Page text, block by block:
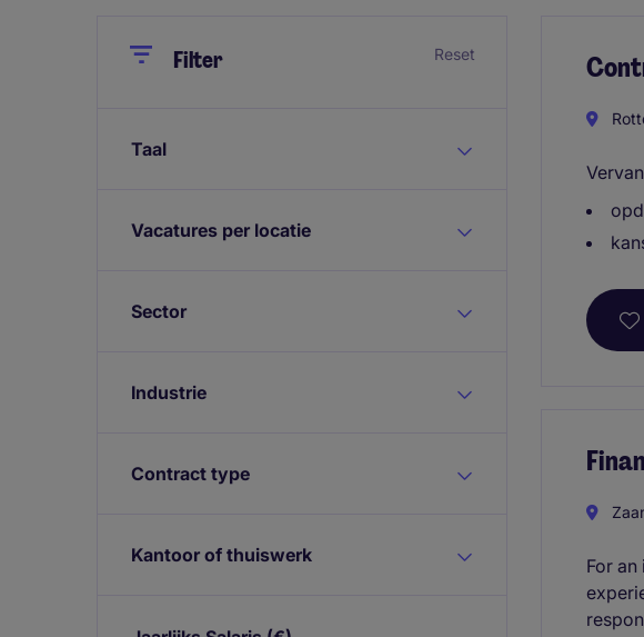
CloseFilter Reset
Taal
Vacatures per locatie
Sector
Industrie
Contract type
Kantoor of thuiswerk
For